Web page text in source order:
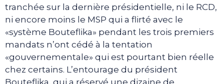
tranchée sur la dernière présidentielle, ni le RCD,
ni encore moins le MSP qui a flirté avec le
«système Bouteflika» pendant les trois premiers
mandats n’ont cédé à la tentation
«gouvernementale» qui est pourtant bien réelle
chez certains. L’entourage du président
Bouteflika, qui a réservé une dizaine de